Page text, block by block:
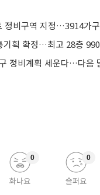
정비구역 지정…3914가
기획 확정…최고 28층
정비계획 세운다…다음
화나요
0
슬퍼요
0